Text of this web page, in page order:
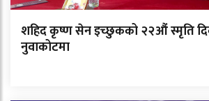
शहिद कृष्ण सेन इच्छुकको २२औं स्मृति
नुवाकोटमा